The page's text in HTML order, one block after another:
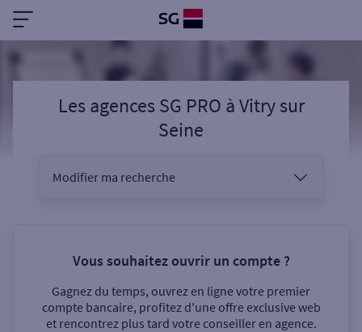
Les agences SG PRO àVitry sur
Seine
Modifier ma recherche
Sélectionnez votre recherche
Vous souhaitez ouvrir un compte ?
Gagnez du temps, ouvrez en ligne votre premier
compte bancaire, profitez d'une offre exclusive web
et rencontrez plus tard votre conseiller en agence.